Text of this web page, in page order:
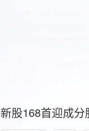
新股168首迎成